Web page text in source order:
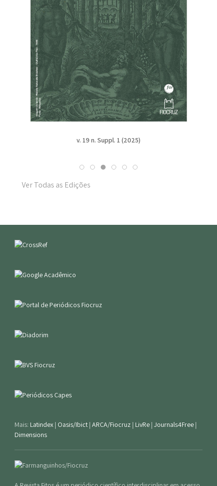
v. 19 n. Suppl. 1 (2025)
Ver Todas as Edições
Mais: Latindex | Oasis/Ibict | ARCA/Fiocruz | LivRe | Journals4Free |
Dimensions